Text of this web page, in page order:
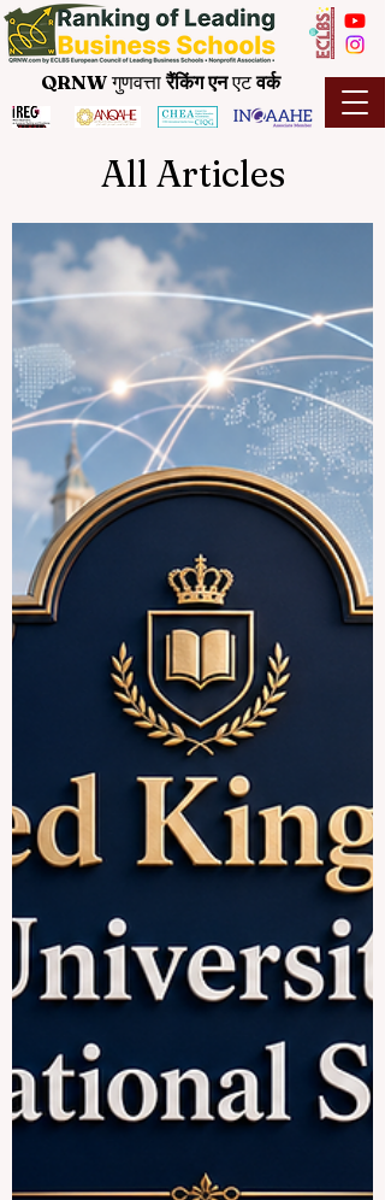
QRNWगुणवत्तारैंकिंग एनएटवर्क
All Articles